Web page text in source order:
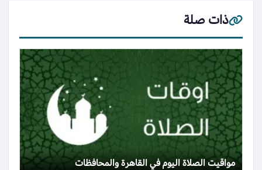
ذات صلة
مواقيت الصلاة اليوم في القاهرة والمحافظات